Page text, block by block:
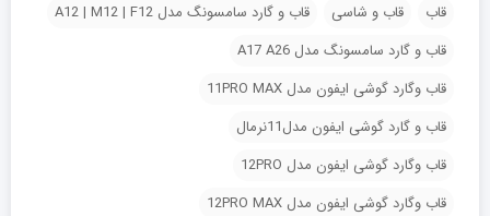
قاب
قاب و شاسی
قاب و گارد سامسونگ مدل A12 | M12 | F12
قاب و گارد سامسونگ مدل A17 A26
قاب وگارد گوشی ایفون مدل 11PRO MAX
قاب و گارد گوشی ایفون مدل11نرمال
قاب وگارد گوشی ایفون مدل 12PRO
قاب وگارد گوشی ایفون مدل 12PRO MAX